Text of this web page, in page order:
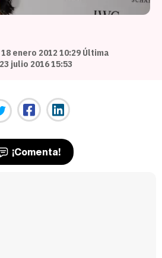
enero 2012 10:29 Última
julio 2016 15:53
¡Comenta!